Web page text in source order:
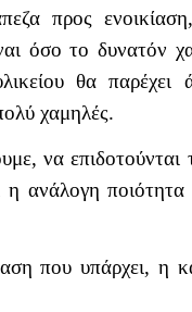
προς ενοικίαση,
όσο το δυνατόν
θα παρέχει
χαμηλές.
να
ανάλογη ποιότητα
που υπάρχει, η